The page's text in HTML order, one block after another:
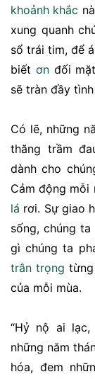
khoảnh khắc
xung quanh
sổ trái tim, để
biết ơnđối
sẽ tràn đầy tình
Có lẽ, những
thăng trầm
dành cho
Cảm động
lá rơi. Sự giao
sống, chúng
gì chúng ta
trân trọng
của mỗi mùa.
“Hỷ nộ ai
những năm
hóa, đem